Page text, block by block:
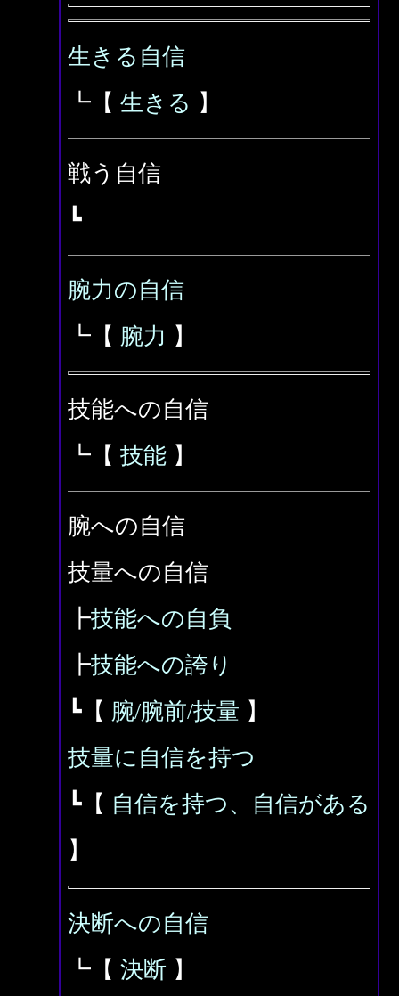
生きる自信
┗【 生きる 】
戦う自信
┗
腕力の自信
┗【 腕力 】
技能への自信
┗【 技能 】
腕への自信
技量への自信
┣技能への自負
┣技能への誇り
┗【 腕/腕前/技量 】
技量に自信を持つ
┗【 自信を持つ、自信がある
】
決断への自信
┗【 決断 】